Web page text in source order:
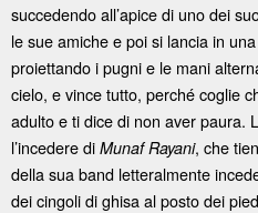
succedendo all’apice di uno dei
le sue amiche e poi si lancia in
proiettando i pugni e le mani
cielo, e vince tutto, perché coglie
adulto e ti dice di non aver paura.
l’incedere di Munaf Rayani, che
della sua band letteralmente
dei cingoli di ghisa al posto dei